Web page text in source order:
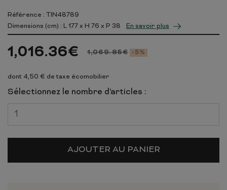
Référence : TIN48789
Dimensions (cm) : L177x H 76 x P 38 En savoir plus
1,069.85€ -5%
1,016.36€
dont 4,50 € de taxe écomobilier
Sélectionnez le nombre d'articles :
AJOUTER AU PANIER